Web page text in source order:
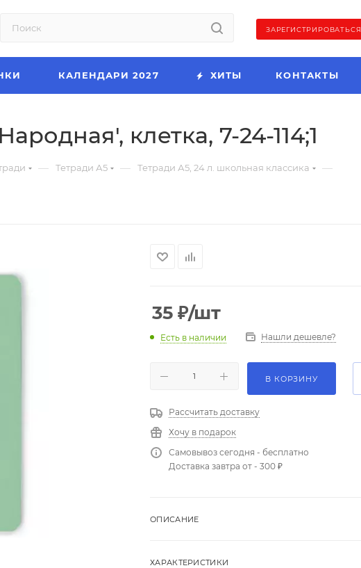
ЗАРЕГИСТРИРОВАТЬСЯ
КАЛЕНДАРИ 2027 ХИТЫ КОНТАКТЫ
клетка, 7-24-114;1
— Тетради А5 — Тетради А5, 24 л. школьная классика —
35 ₽/шт
Есть в наличии Нашли дешевле?
В КОРЗИНУ
Рассчитать доставку
Хочу в подарок
Самовывоз сегодня - бесплатно
Доставка завтра от - 300 ₽
ОПИСАНИЕ
ХАРАКТЕРИСТИКИ